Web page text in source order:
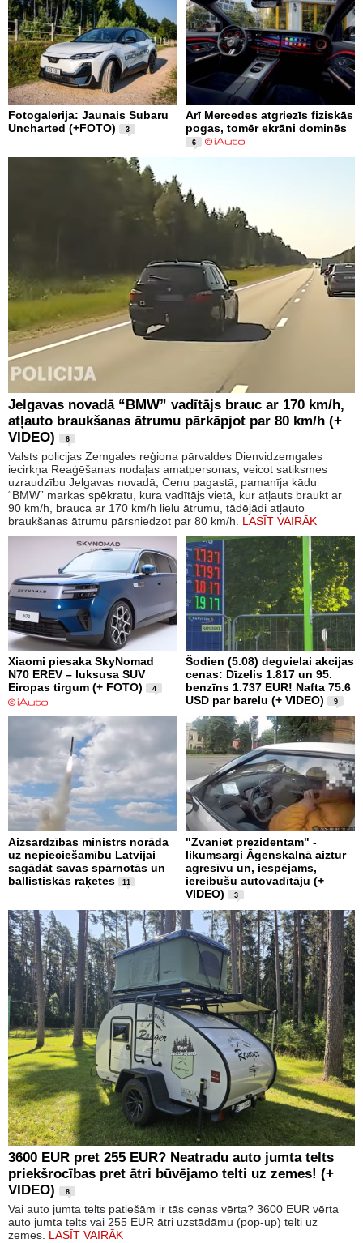
Fotogalerija: Jaunais Subaru
Uncharted (+FOTO)
3
Arī Mercedes atgriezīs fiziskās
pogas, tomēr ekrāni dominēs
6
Jelgavas novadā “BMW” vadītājs brauc ar 170 km/h,
atļauto braukšanas ātrumu pārkāpjot par 80 km/h (+
VIDEO)
6
Valsts policijas Zemgales reģiona pārvaldes Dienvidzemgales
iecirkņa Reaģēšanas nodaļas amatpersonas, veicot satiksmes
uzraudzību Jelgavas novadā, Cenu pagastā, pamanīja kādu
“BMW” markas spēkratu, kura vadītājs vietā, kur atļauts braukt ar
90 km/h, brauca ar 170 km/h lielu ātrumu, tādējādi atļauto
braukšanas ātrumu pārsniedzot par 80 km/h. LASĪT VAIRĀK
Xiaomi piesaka SkyNomad
N70 EREV – luksusa SUV
Eiropas tirgum (+ FOTO)
4
Šodien (5.08) degvielai akcijas
cenas: Dīzelis 1.817 un 95.
benzīns 1.737 EUR! Nafta 75.6
USD par barelu (+ VIDEO)
9
Aizsardzības ministrs norāda
uz nepieciešamību Latvijai
sagādāt savas spārnotās un
ballistiskās raķetes
11
"Zvaniet prezidentam" -
likumsargi Āgenskalnā aiztur
agresīvu un, iespējams,
iereibušu autovadītāju (+
VIDEO)
3
3600 EUR pret 255 EUR? Neatradu auto jumta telts
priekšrocības pret ātri būvējamo telti uz zemes! (+
VIDEO)
8
Vai auto jumta telts patiešām ir tās cenas vērta? 3600 EUR vērta
auto jumta telts vai 255 EUR ātri uzstādāmu (pop-up) telti uz
zemes. LASĪT VAIRĀK